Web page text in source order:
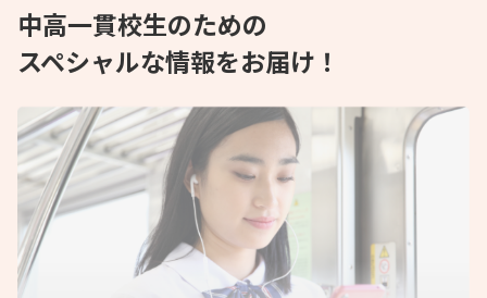
中高一貫校生のための
スペシャルな情報をお届け！